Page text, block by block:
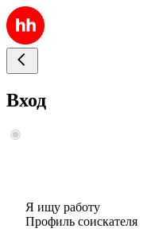
Вход
Я ищу работу
Профиль соискателя